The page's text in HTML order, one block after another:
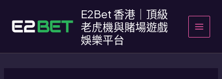
content
E2Bet 香港｜頂級
老虎機與賭場遊戲
娛樂平台
MAIN
MENU